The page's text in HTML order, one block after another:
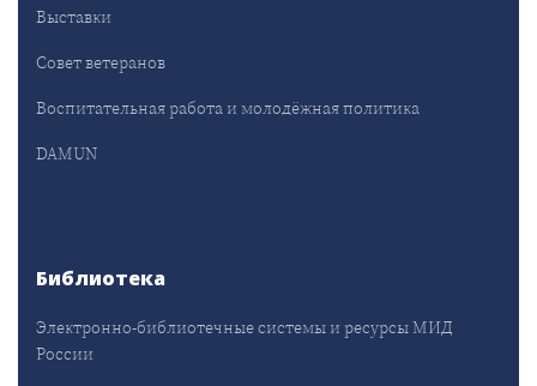
Выставки
Совет ветеранов
Воспитательная работа и молодёжная политика
DAMUN
Библиотека
Электронно-библиотечные системы и ресурсы МИД
России